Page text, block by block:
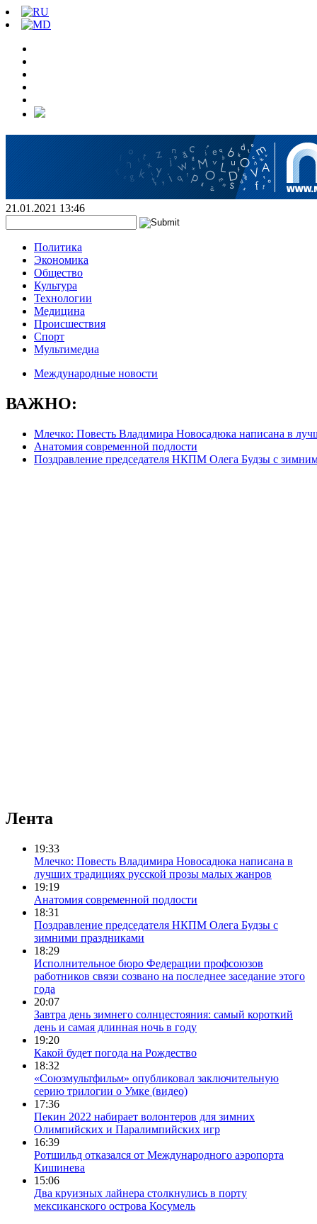
21.01.2021 13:46
Политика
Экономика
Общество
Культура
Технологии
Медицина
Происшествия
Спорт
Мультимедиа
Международные новости
ВАЖНО:
Млечко: Повесть Владимира Новосадюка написана в
Анатомия современной подлости
Поздравление председателя НКПМ Олега Будзы с
Лента
19:33
Млечко: Повесть Владимира Новосадюка написана в
лучших традициях русской прозы малых жанров
19:19
Анатомия современной подлости
18:31
Поздравление председателя НКПМ Олега Будзы с
зимними праздниками
18:29
Исполнительное бюро Федерации профсоюзов
работников связи созвано на последнее заседание этого
года
20:07
Завтра день зимнего солнцестояния: самый короткий
день и самая длинная ночь в году
19:20
Какой будет погода на Рождество
18:32
«Союзмультфильм» опубликовал заключительную
серию трилогии о Умке (видео)
17:36
Пекин 2022 набирает волонтеров для зимних
Олимпийских и Паралимпийских игр
16:39
Ротшильд отказался от Международного аэропорта
Кишинева
15:06
Два круизных лайнера столкнулись в порту
мексиканского острова Косумель